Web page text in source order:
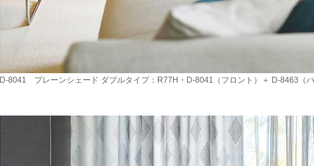
D-8041 プレーンシェード ダブルタイプ：R77H・D-8041（フロント）＋ D-8463（